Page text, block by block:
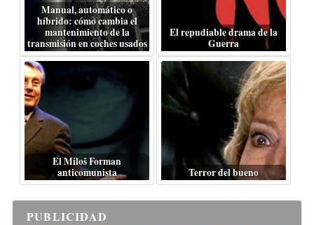
Manual, automático o
híbrido: cómo cambia el
mantenimiento de la
transmisión en coches usados
El repudiable drama de la
Guerra
El Miloš Forman
anticomunista
Terror del bueno
PUBLICIDAD